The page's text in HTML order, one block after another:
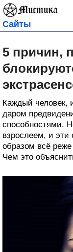
Сайты
5 причин,
Каждый человек,
даром
способностями.
взрослеем, и эти
образом всё
Чем это